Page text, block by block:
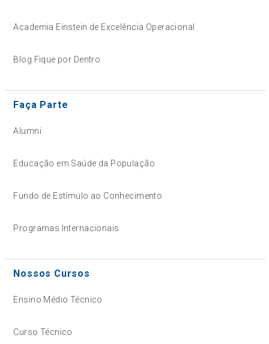
Academia Einstein de Excelência Operacional
Blog Fique por Dentro
Faça Parte
Alumni
Educação em Saúde da População
Fundo de Estímulo ao Conhecimento
Programas Internacionais
Nossos Cursos
Ensino Médio Técnico
Curso Técnico